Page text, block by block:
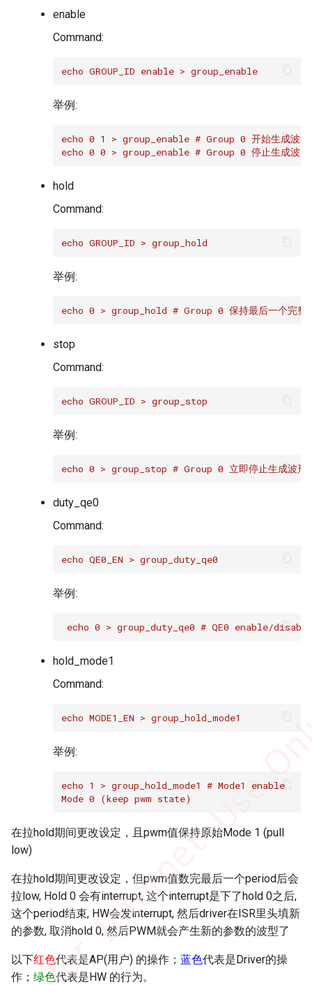
enable
Command:
echo GROUP_ID enable > group_enable
举例:
echo 0 1 > group_enable # Group 0 开始生成波形
echo 0 0 > group_enable # Group 0 停止生成波形
hold
Command:
echo GROUP_ID > group_hold
举例:
echo 0 > group_hold # Group 0 保持最后一个完整
stop
Command:
echo GROUP_ID > group_stop
举例:
echo 0 > group_stop # Group 0 立即停止生成波形
duty_qe0
Command:
echo QE0_EN > group_duty_qe0
举例:
echo 0 > group_duty_qe0 # QE0 enable/disable
hold_mode1
Command:
echo MODE1_EN > group_hold_mode1
举例:
echo 1 > group_hold_mode1 # Mode1 enable
Mode 0 (keep pwm state)
在拉hold期间更改设定，且pwm值保持原始Mode 1 (pull
low)
在拉hold期间更改设定，但pwm值数完最后一个period后会
拉low, Hold 0 会有interrupt, 这个interrupt是下了hold 0之后,
这个period结束, HW会发interrupt, 然后driver在ISR里头填新
的参数, 取消hold 0, 然后PWM就会产生新的参数的波型了
以下红色代表是AP(用户) 的操作； 蓝色代表是Driver的操
作； 绿色代表是HW 的行为。